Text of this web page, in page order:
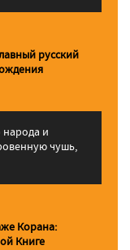
русский
народа и
чушь,
Корана:
Книге